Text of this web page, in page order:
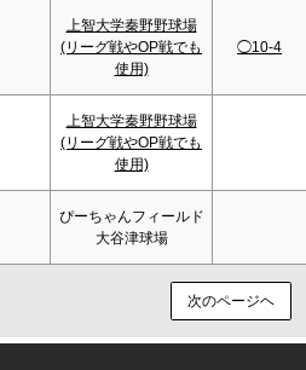
上智大学秦野野球場
(リーグ戦やOP戦でも
使用)
◯10-4
上智大学秦野野球場
(リーグ戦やOP戦でも
使用)
ぴーちゃんフィールド
大谷津球場
次のページヘ